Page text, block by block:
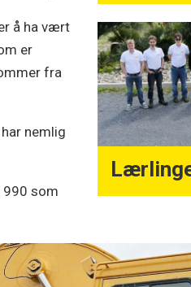
å ha vært
er
fra
nemlig
som